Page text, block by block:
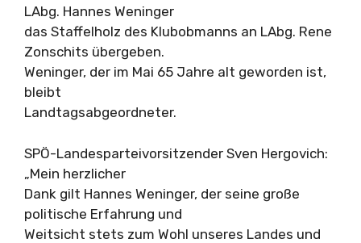
LAbg. Hannes Weninger
das Staffelholz des Klubobmanns an LAbg. Rene
Zonschits übergeben.
Weninger, der im Mai 65 Jahre alt geworden ist,
bleibt
Landtagsabgeordneter.
SPÖ-Landesparteivorsitzender Sven Hergovich:
„Mein herzlicher
Dank gilt Hannes Weninger, der seine große
politische Erfahrung und
Weitsicht stets zum Wohl unseres Landes und